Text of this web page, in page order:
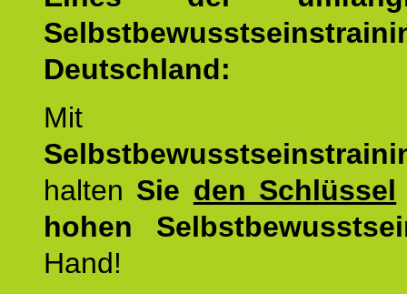
Deutschland:
Mit
halten Sie den Schlüssel
hohen
Hand!